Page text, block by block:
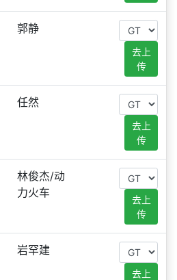
郭静
去上
传
任然
去上
传
林俊杰/动
力火车
去上
传
岩罕建
去上